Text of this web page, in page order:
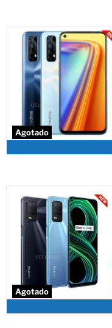
Agotado
Agotado